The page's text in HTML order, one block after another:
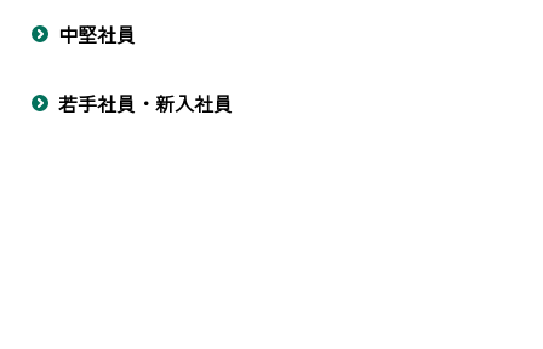
中堅社員
若手社員・新入社員